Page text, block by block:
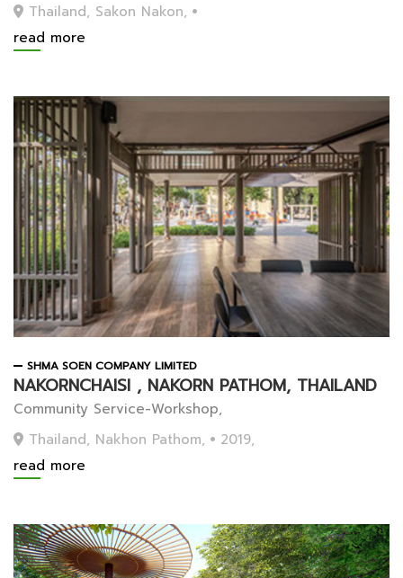
Thailand, Sakon Nakon,
read more
SHMA SOEN COMPANY LIMITED
NAKORNCHAISI , NAKORN PATHOM, THAILAND
Community Service-Workshop,
Thailand, Nakhon Pathom,
2019,
read more